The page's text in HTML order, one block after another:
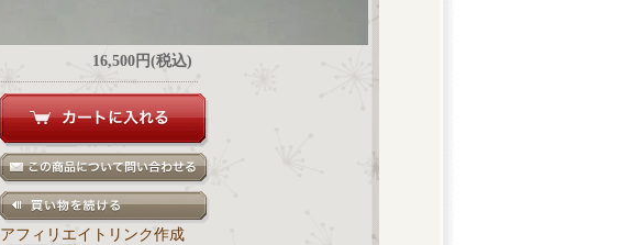
16,500円(税込)
アフィリエイトリンク作成